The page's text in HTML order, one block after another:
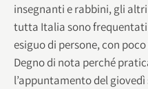
insegnanti e rabbini, gli
tutta Italia sono
esiguo di persone, con
Degno di nota perché
l’appuntamento del